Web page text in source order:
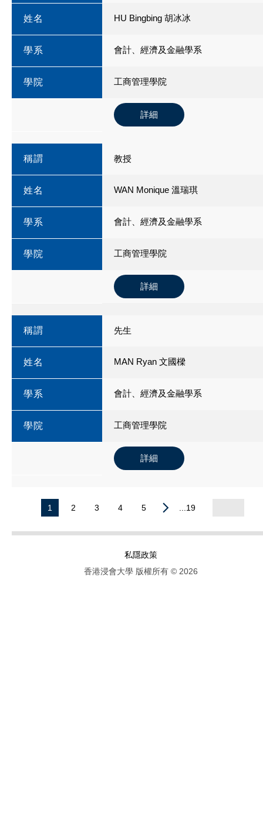
姓名 HU Bingbing 胡冰冰
學系 會計、經濟及金融學系
學院 工商管理學院
詳細
稱謂 教授
姓名 WAN Monique 溫瑞琪
學系 會計、經濟及金融學系
學院 工商管理學院
詳細
稱謂 先生
姓名 MAN Ryan 文國樑
學系 會計、經濟及金融學系
學院 工商管理學院
詳細
1 2 3 4 5 ...19
私隱政策
香港浸會大學 版權所有 © 2026